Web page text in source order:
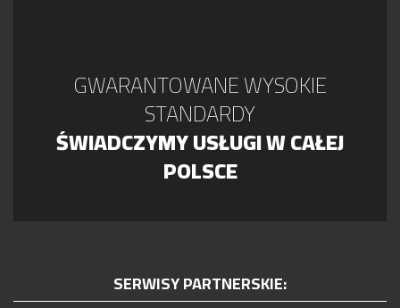
GWARANTOWANE WYSOKIE
STANDARDY
ŚWIADCZYMY USŁUGI W CAŁEJ
POLSCE
SERWISY PARTNERSKIE: